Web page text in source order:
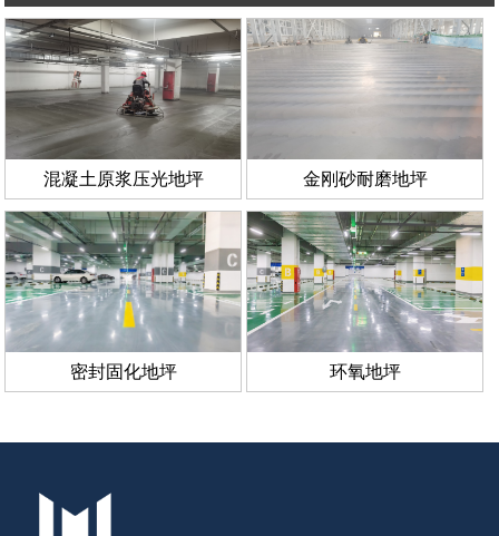
混凝土原浆压光地坪 金刚砂耐磨地坪
密封固化地坪 环氧地坪